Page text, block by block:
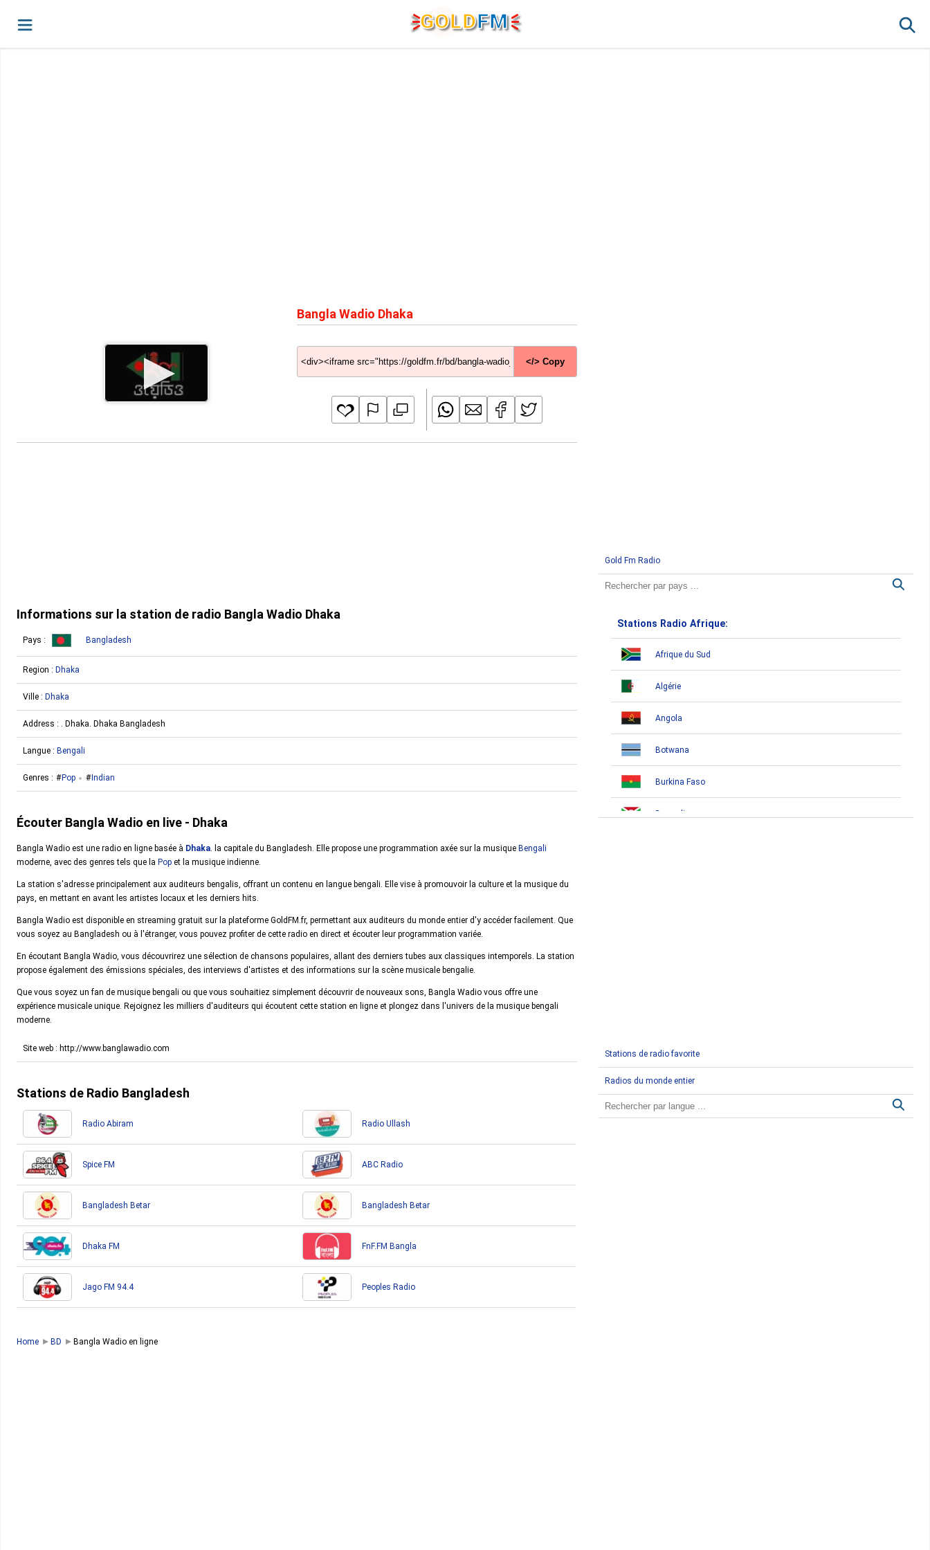
GOLDFM
Bangla Wadio Dhaka
</> Copy
Informations sur la station de radio Bangla Wadio Dhaka
Pays : Bangladesh
Region : Dhaka
Ville : Dhaka
Address : . Dhaka. Dhaka Bangladesh
Langue : Bengali
Genres : Pop Indian
Écouter Bangla Wadio en live - Dhaka
Bangla Wadio est une radio en ligne basée à Dhaka. la capitale du Bangladesh. Elle propose une programmation axée sur la musique Bengali
moderne, avec des genres tels que la Pop et la musique indienne.
La station s'adresse principalement aux auditeurs bengalis, offrant un contenu en langue bengali. Elle vise à promouvoir la culture et la musique du
pays, en mettant en avant les artistes locaux et les derniers hits.
Bangla Wadio est disponible en streaming gratuit sur la plateforme GoldFM.fr, permettant aux auditeurs du monde entier d'y accéder facilement. Que
vous soyez au Bangladesh ou à l'étranger, vous pouvez profiter de cette radio en direct et écouter leur programmation variée.
En écoutant Bangla Wadio, vous découvrirez une sélection de chansons populaires, allant des derniers tubes aux classiques intemporels. La station
propose également des émissions spéciales, des interviews d'artistes et des informations sur la scène musicale bengalie.
Que vous soyez un fan de musique bengali ou que vous souhaitiez simplement découvrir de nouveaux sons, Bangla Wadio vous offre une
expérience musicale unique. Rejoignez les milliers d'auditeurs qui écoutent cette station en ligne et plongez dans l'univers de la musique bengali
moderne.
Site web : http://www.banglawadio.com
Stations de Radio Bangladesh
Radio Abiram Radio Ullash
Spice FM ABC Radio
Bangladesh Betar Bangladesh Betar
Dhaka FM FnF.FM Bangla
Jago FM 94.4 Peoples Radio
Gold Fm Radio
Stations Radio Afrique:
Afrique du Sud
Algérie
Angola
Botwana
Burkina Faso
Burundi
Egypte
Stations de radio favorite
Radios du monde entier
Home BD Bangla Wadio en ligne